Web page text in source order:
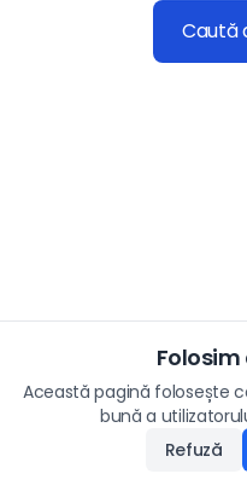
Caută
Această pagină folosește
bună a
Refuză